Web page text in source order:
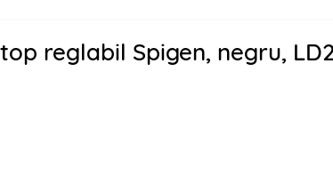
reglabil Spigen, negru,